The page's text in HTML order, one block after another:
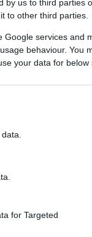
by us to third parties
to other third parties.
services and
behaviour. You
your data for below
for Targeted
grazie al
è stata
che il
di
di
gas ed
è